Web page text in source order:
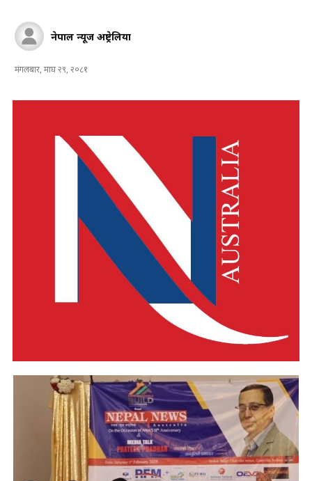
नेपाल न्यूज अष्ट्रेलिया
मंगलबार, माघ २९, २०८१